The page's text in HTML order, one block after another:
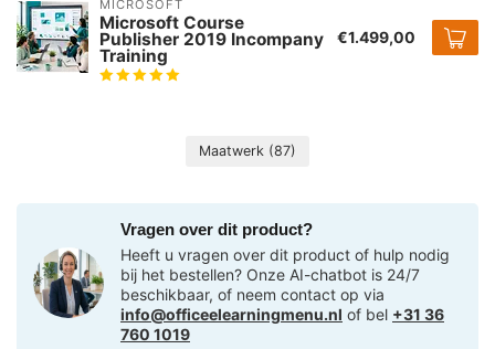
MICROSOFT
Microsoft Course
Publisher 2019 Incompany
Training
€1.499,00
Maatwerk (87)
Vragen over dit product?
Heeft u vragen over dit product of hulp nodig
bij het bestellen? Onze AI-chatbot is 24/7
beschikbaar, of neem contact op via
info@officeelearningmenu.nl of bel +31 36
760 1019